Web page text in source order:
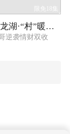
限免18集
二龙湖·“村”暖花开3
逆袭情财双收